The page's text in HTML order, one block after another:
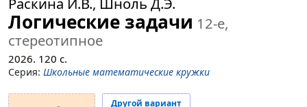
Логические задачи 12-е,
стереотипное
2026. 120 с.
Серия: Школьные математические кружки
Другой вариант